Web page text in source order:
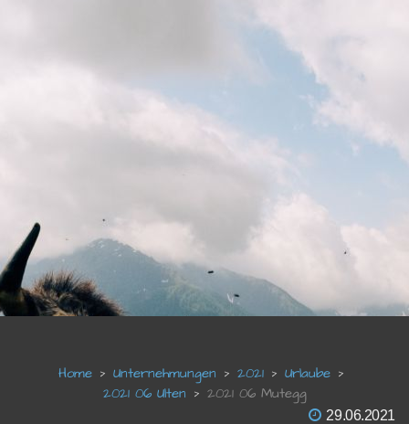
Unternehmungen 2021
Urlaube
2021 06 Ulten
2021 06 Mutegg
29.06.2021